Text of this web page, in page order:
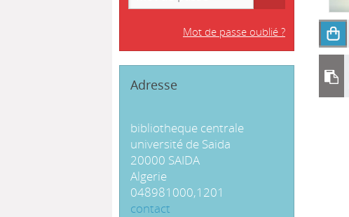
Mot de passe oublié ?
Adresse
bibliotheque centrale
université de Saida
20000 SAIDA
Algerie
048981000,1201
contact